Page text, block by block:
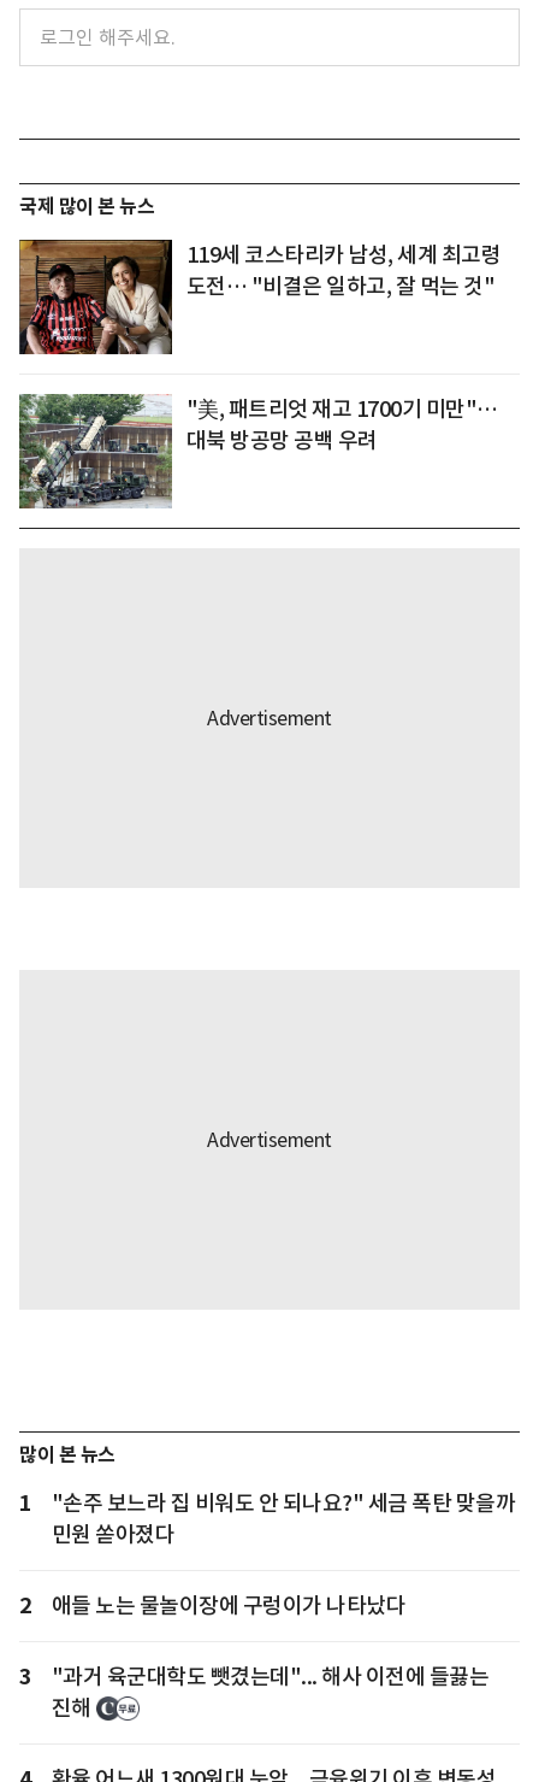
국제 많이 본 뉴스
119세 코스타리카 남성, 세계 최고령
도전… "비결은 일하고, 잘 먹는 것"
"美, 패트리엇 재고 1700기 미만"…
대북 방공망 공백 우려
많이 본 뉴스
1
"손주 보느라 집 비워도 안 되나요?" 세금 폭탄 맞을까
민원 쏟아졌다
2 애들 노는 물놀이장에 구렁이가 나타났다
3
"과거 육군대학도 뺏겼는데"... 해사 이전에 들끓는
진해